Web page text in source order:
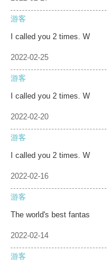
游客
I called you 2 times. W
2022-02-25
游客
I called you 2 times. W
2022-02-20
游客
I called you 2 times. W
2022-02-16
游客
The world's best fantas
2022-02-14
游客